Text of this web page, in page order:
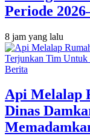
Periode
8 jam yang lalu
Berita
Api Melalap
Dinas